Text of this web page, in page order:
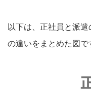
以下は、正社員と派
の違いをまとめた図で